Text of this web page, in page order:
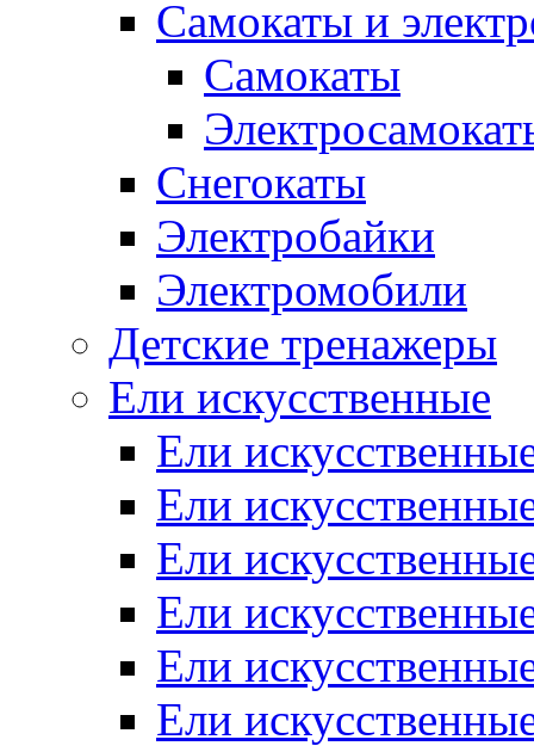
Самокаты и
Самокаты
Снегокаты
Электробайки
Электромобили
Детские тренажеры
Ели искусственные
Ели
Ели
Ели
Ели
Ели
Ели